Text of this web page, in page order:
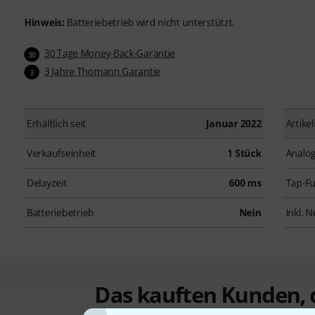
Hinweis: Batteriebetrieb wird nicht unterstützt.
30 30 Tage Money-Back-Garantie
3 3 Jahre Thomann Garantie
Erhältlich seit Januar 2022
Verkaufseinheit 1 Stück Analog
Delayzeit 600 ms Tap-
Batteriebetrieb Nein Inkl.
Das kauften Kunden,